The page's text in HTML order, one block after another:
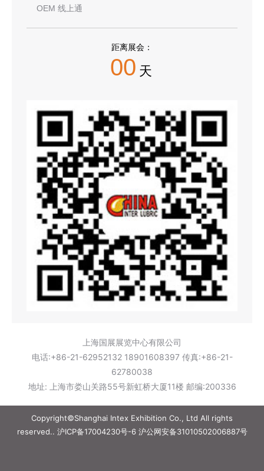
OEM 线上通
距离展会：
00 天
上海国展展览中心有限公司
电话:+86-21-62952132 18901608397 传真:+86-21-
62780038
地址: 上海市娄山关路55号新虹桥大厦11楼 邮编:200336
Copyright©Shanghai Intex Exhibition Co., Ltd All rights
reserved.. 沪ICP备17004230号-6沪公网安备31010502006887号